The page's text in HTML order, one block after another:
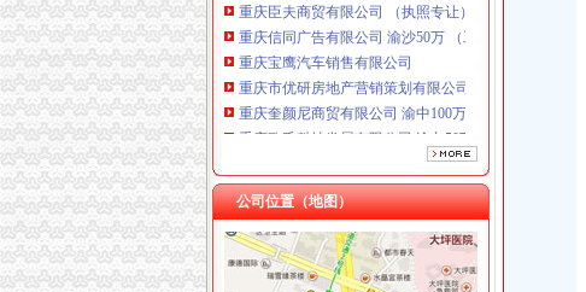
重庆信同广告有限公司 渝沙50万 （工商注册）
重庆宝鹰汽车销售有限公司
重庆市优研房地产营销策划有限公司
重庆奎颜尼商贸有限公司 渝中100万 （工商注册）
重庆欧氏科技发展有限公司 渝九50万 （进出口权）
重庆金品科技有限公司 渝南100万 （进出口权）
重庆斯苔登托生物科技有限公司 渝南10万 （工商注册）
重庆安赐商贸有限公司 渝江10万 （工商注册）
重庆市冰岛科技发展有限公司 渝沙50万 （进出口权）
重庆华康假肢矫形有限公司 渝中120万 （增资）
公司位置（地图）